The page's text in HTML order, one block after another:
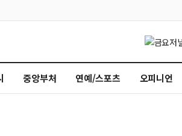
중앙부처 연예/스포츠 오피니언